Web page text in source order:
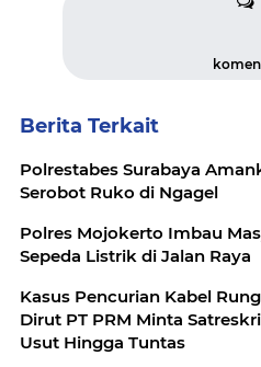
Berita Terkait
Polrestabes Surabaya
Serobot Ruko di Ngagel
Polres Mojokerto Imbau
Sepeda Listrik di Jalan Raya
Kasus Pencurian Kabel
Dirut PT PRM Minta
Usut Hingga Tuntas